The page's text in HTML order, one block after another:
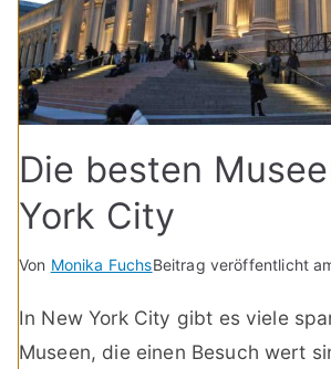
Die besten
York City
Von Monika FuchsBeitrag veröffentlicht
In New York City gibt es viele
Museen, die einen Besuch wert